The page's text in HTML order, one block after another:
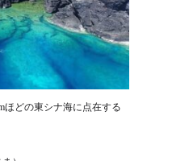
ほどの東シナ海に点在する